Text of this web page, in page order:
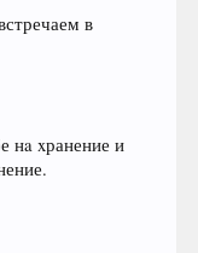
в
нa xранение и